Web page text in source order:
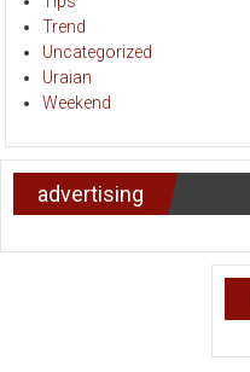
Trend
Uncategorized
Uraian
Weekend
advertising